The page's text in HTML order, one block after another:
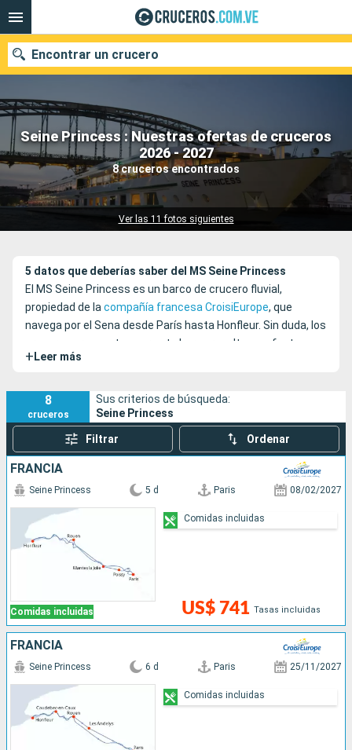
Seine Princess : Nuestras ofertas de cruceros
2026 - 2027
8 cruceros encontrados
Ver las 11 fotos siguientes
Encontrar un crucero
Nuestros destinos
Fecha de salida
5 datos que deberías saber del MS Seine Princess
El MS Seine Princess es un barco de crucero fluvial,
propiedad de lacompañía francesa CroisiEurope, que
navega por el Sena desde París hasta Honfleur. Sin duda, los
cruceros propuestos por este barco resultan perfectos
para descubrir, de una forma diferente, las maravillas del
+ Leer más
8
cruceros
Sus criterios de búsqueda:
Seine Princess
Filtrar Ordenar
FRANCIA
Comidas incluidas
Seine Princess 5 d Paris 08/02/2027
US$ 741 Tasas incluidas
Comidas incluidas
FRANCIA
Seine Princess 6 d Paris 25/11/2027
Comidas incluidas